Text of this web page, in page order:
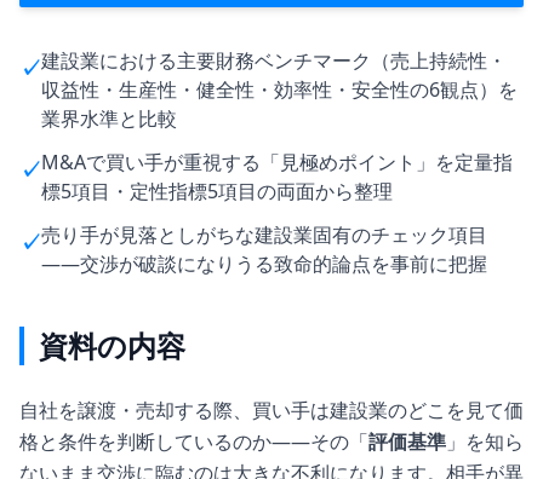
✓建設業における主要財務ベンチマーク（売上持続性・
収益性・生産性・健全性・効率性・安全性の6観点）を
業界水準と比較
✓M&Aで買い手が重視する「見極めポイント」を定量指
標5項目・定性指標5項目の両面から整理
✓売り手が見落としがちな建設業固有のチェック項目
——交渉が破談になりうる致命的論点を事前に把握
資料の内容
自社を譲渡・売却する際、買い手は建設業のどこを見て価
格と条件を判断しているのか——その「評価基準 」を知ら
ないまま交渉に臨むのは大きな不利になります。相手が異